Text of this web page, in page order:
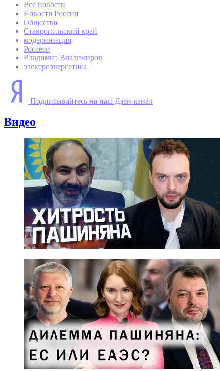
Все новости
Новости России
Общество
Ставропольский край
модернизация
Россети
Владимир Владимиров
электроэнергетика
Подписывайтесь на наш Дзен-канал
Видео